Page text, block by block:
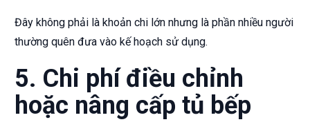
Đây không phải là khoản chi lớn nhưng là phần nhiều người
thường quên đưa vào kế hoạch sử dụng.
5. Chi phí điều chỉnh
hoặc nâng cấp tủ bếp